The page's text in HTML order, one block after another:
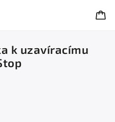
k uzavíracímu